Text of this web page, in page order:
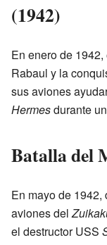
(1942)
En enero de
Rabaul y la
sus aviones
Hermesdurante
Batalla del
En mayo de 1942,
aviones del
el destructor USS